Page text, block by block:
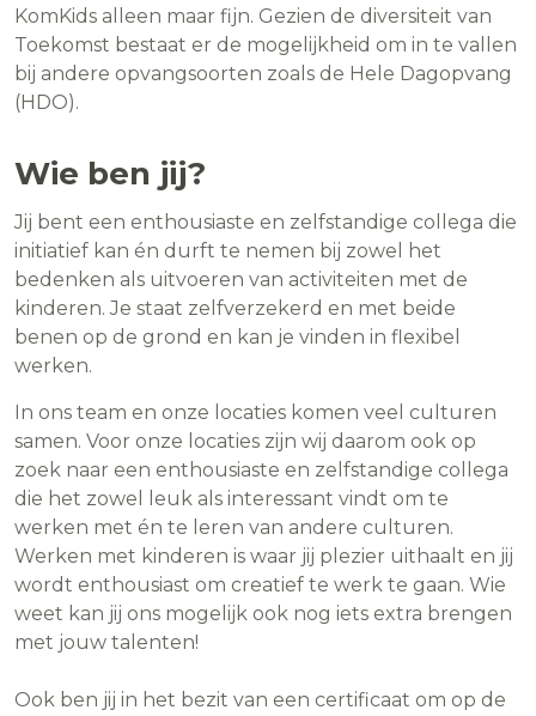
KomKids alleen maar fijn. Gezien de diversiteit van
Toekomst bestaat er de mogelijkheid om in te vallen
bij andere opvangsoorten zoals de Hele Dagopvang
(HDO).
Wie ben jij?
Jij bent een enthousiaste en zelfstandige collega die
initiatief kan én durft te nemen bij zowel het
bedenken als uitvoeren van activiteiten met de
kinderen. Je staat zelfverzekerd en met beide
benen op de grond en kan je vinden in flexibel
werken.
In ons team en onze locaties komen veel culturen
samen. Voor onze locaties zijn wij daarom ook op
zoek naar een enthousiaste en zelfstandige collega
die het zowel leuk als interessant vindt om te
werken met én te leren van andere culturen.
Werken met kinderen is waar jij plezier uithaalt en jij
wordt enthousiast om creatief te werk te gaan. Wie
weet kan jij ons mogelijk ook nog iets extra brengen
met jouw talenten!
Ook ben jij in het bezit van een certificaat om op de